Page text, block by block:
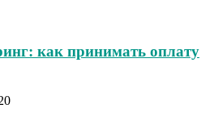
как принимать оплату